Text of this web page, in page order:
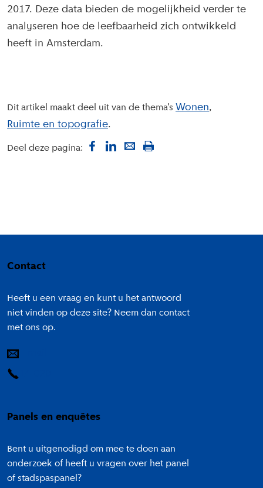
2017. Deze data bieden de mogelijkheid verder te
analyseren hoe de leefbaarheid zich ontwikkeld
heeft in Amsterdam.
Dit artikel maakt deel uit van de thema’s Wonen
Ruimte en topografie
Deel deze pagina:
Contact
Heeft u een vraag en kunt u het antwoord
niet vinden op deze site? Neem dan contact
met ons op.
Panels en enquêtes
Bent u uitgenodigd om mee te doen aan
onderzoek of heeft u vragen over het panel
of stadspaspanel?